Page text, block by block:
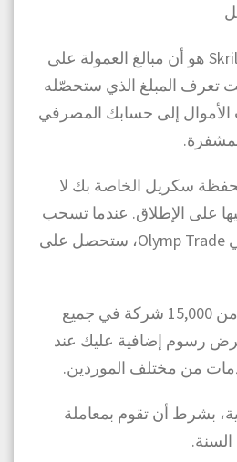
سبب آخر لاستخدام Skrill هو أن مبالغ العمولة على
تعرف المبلغ الذي ستحصّله
إلى حسابك المصرفي
سكريل الخاصة بك لا
على الإطلاق. عندما تسحب
1000$ من حسابك في Olymp Trade، ستحصل على
تتعاون Skrill مع أكثر من 15,000 شركة في جميع
فرض رسوم إضافية عليك عند
من مختلف الموردين.
بشرط أن تقوم بمعاملة